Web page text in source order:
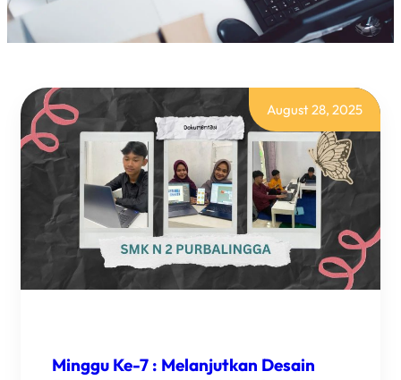
August 28, 2025
Minggu Ke-7 : Melanjutkan Desain